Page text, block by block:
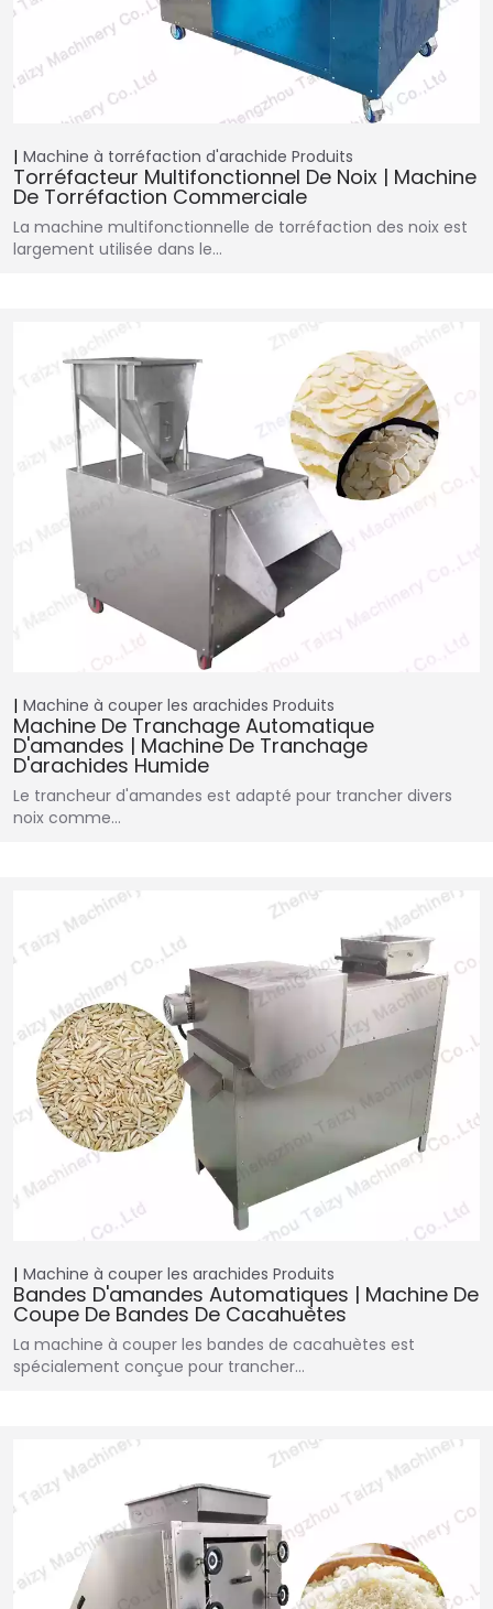
Machine à torréfaction d'arachide Produits
Torréfacteur Multifonctionnel De Noix | Machine
De Torréfaction Commerciale
La machine multifonctionnelle de torréfaction des noix est
largement utilisée dans le…
Machine à couper les arachides Produits
Machine De Tranchage Automatique
D'amandes | Machine De Tranchage
D'arachides Humide
Le trancheur d'amandes est adapté pour trancher divers
noix comme…
Machine à couper les arachides Produits
Bandes D'amandes Automatiques | Machine De
Coupe De Bandes De Cacahuètes
La machine à couper les bandes de cacahuètes est
spécialement conçue pour trancher…